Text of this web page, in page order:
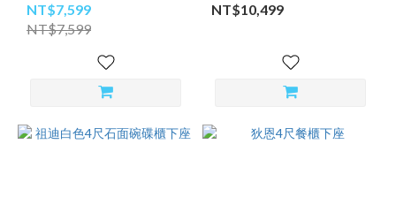
NT$7,599
NT$7,599
NT$10,499